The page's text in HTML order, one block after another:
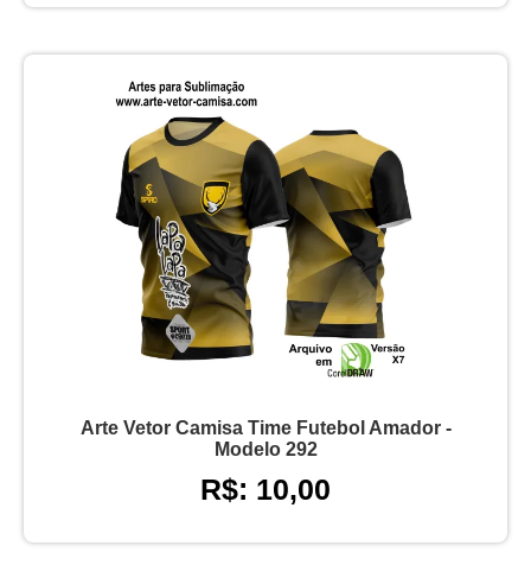
Arte Vetor Camisa Time Futebol Amador -
Modelo 292
R$: 10,00